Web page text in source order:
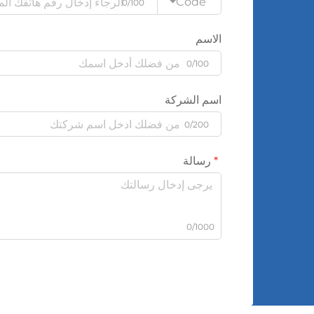
0/100
الاسم
0/100
اسم الشركة
0/200
رسالة
0/1000